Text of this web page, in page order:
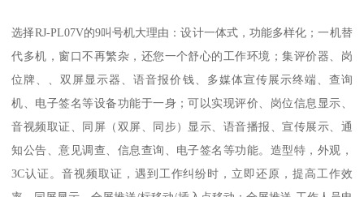
选择RJ-PL07V的9叫号机大理由：设计一体式，功能多样化；一机替
代多机，窗口不再繁杂，还您一个舒心的工作环境；集评价器、岗
位牌、、双屏显示器、语音报价钱、多媒体宣传展示终端、查询
机、电子签名等设备功能于一身；可以实现评价、岗位信息显示、
音视频取证、同屏（双屏、同步）显示、语音播报、宣传展示、通
知公告、意见调查、信息查询、电子签名等功能。造型特，外观，
3C认证。音视频取证，遇到工作纠纷时，立即还原，提高工作效